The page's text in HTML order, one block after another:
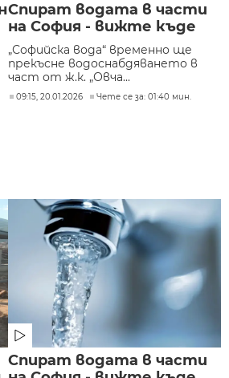
Спират водата в части
на София - вижте къде
„Софийска вода“ временно ще
прекъсне водоснабдяването в
част от ж.к. „Овча...
09:15, 20.01.2026 Чете се за: 01:40 мин.
Спират водата в части